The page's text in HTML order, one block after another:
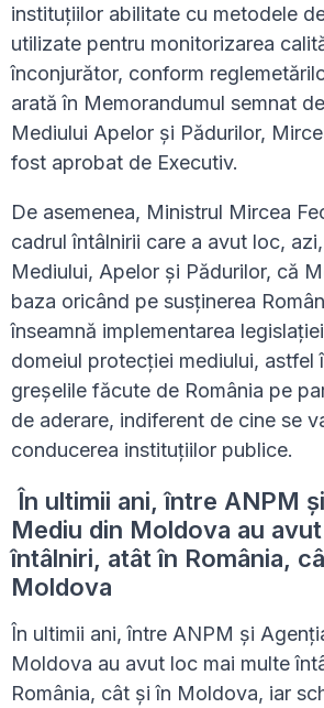
instituțiilor abilitate cu metodele
utilizate pentru monitorizarea
înconjurător, conform
arată în Memorandumul semnat
Mediului Apelor și Pădurilor,
fost aprobat de Executiv.
De asemenea, Ministrul Mircea
cadrul întâlnirii care a avut loc,
Mediului, Apelor și Pădurilor, că
baza oricând pe susținerea
înseamnă implementarea
domeiul protecției mediului, astfel
greșelile făcute de România pe
de aderare, indiferent de cine se
conducerea instituțiilor publice.
În ultimii ani, între ANPM
Mediu din Moldova au
întâlniri, atât în România,
Moldova
În ultimii ani, între ANPM și
Moldova au avut loc mai multe
România, cât și în Moldova, iar